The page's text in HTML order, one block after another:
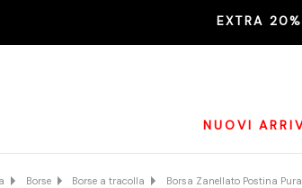
EXTRA
NUOVI
Borse Borse a tracolla Borsa Zanellato Postina